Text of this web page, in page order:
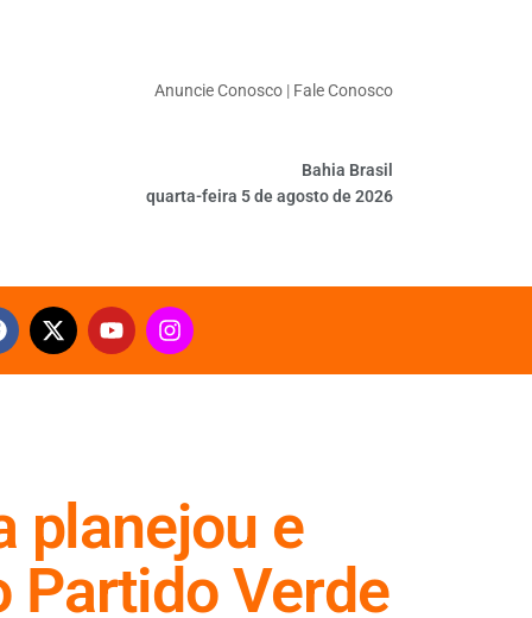
Anuncie Conosco | Fale Conosco
Bahia Brasil
quarta-feira 5 de agosto de 2026
planejou e
Partido Verde